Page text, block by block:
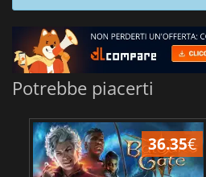
Potrebbe piacerti
36.35€